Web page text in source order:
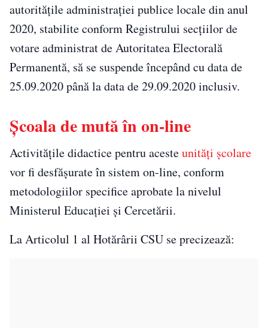
autoritățile administrației publice locale din anul
2020, stabilite conform Registrului secțiilor de
votare administrat de Autoritatea Electorală
Permanentă, să se suspende începând cu data de
25.09.2020 până la data de 29.09.2020 inclusiv.
Școala de mută în on-line
Activitățile didactice pentru acesteunități școlare
vor fi desfășurate în sistem on-line, conform
metodologiilor specifice aprobate la nivelul
Ministerul Educației și Cercetării.
La Articolul 1 al Hotărârii CSU se precizează: